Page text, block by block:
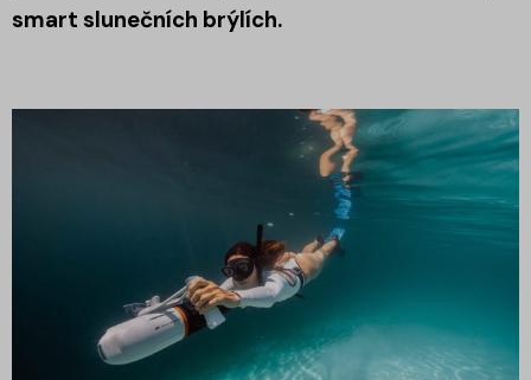
smart slunečních brýlích.